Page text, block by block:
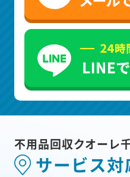
不用品回収クオーレ
サービス対